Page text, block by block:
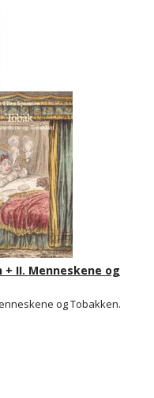
II. Menneskene og
og Tobakken.